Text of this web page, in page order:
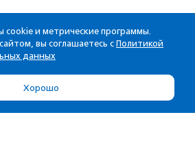
cookie и метрические программы.
вы соглашаетесь с Политикой
данных
Хорошо